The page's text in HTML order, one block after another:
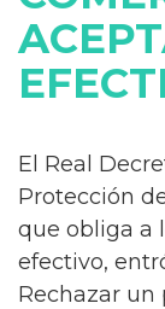
El Real
Protección
que obliga a
efectivo,
Rechazar un